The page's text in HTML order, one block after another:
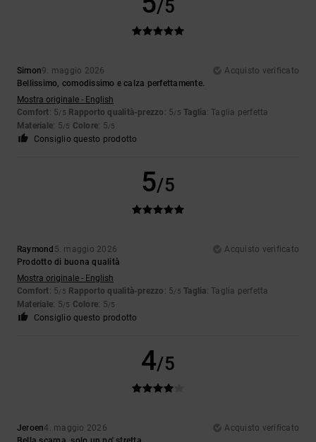
/5
Simon9. maggio 2026
Acquisto verificato
Bellissimo, comodissimo e calza perfettamente.
Mostra originale - English
Comfort: 5/5 Rapporto qualità-prezzo : 5/5 Taglia: Taglia perfetta
Materiale: 5/5 Colore: 5/5
Consiglio questo prodotto
5/5
Raymond 5. maggio 2026
Acquisto verificato
Prodotto di buona qualità
Mostra originale - English
Comfort: 5/5 Rapporto qualità-prezzo : 5/5 Taglia: Taglia perfetta
Materiale: 5/5 Colore: 5/5
Consiglio questo prodotto
4/5
Jeroen4. maggio 2026
Acquisto verificato